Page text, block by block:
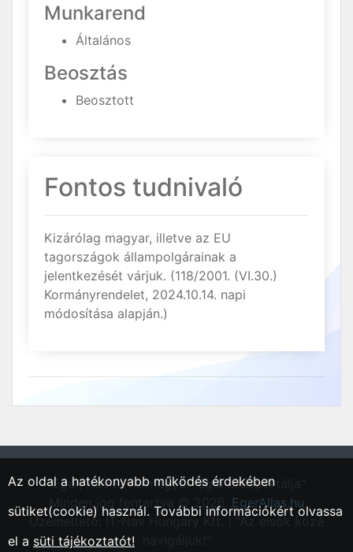
Munkarend
Általános
Beosztás
Beosztott
Fontos tudnivaló
Kizárólag magyar, illetve az EU
tagországok állampolgárainak a
jelentkezését várjuk. (118/2001. (VI.30.)
Kormányrendelet, 2024.10.14. napi
módosítása alapján.)
"Eger, Heves vármegyei régió állásportálja"
Minden jog fentartva © 2026. EgerAllas.hu
Üzemeltető: IT-Nav Hungary Kft. | "Az elsők közé
Az oldal a hatékonyabb működés érdekében
sütiket(cookie) használ. További információkért olvassa
el a süti tájékoztatót!